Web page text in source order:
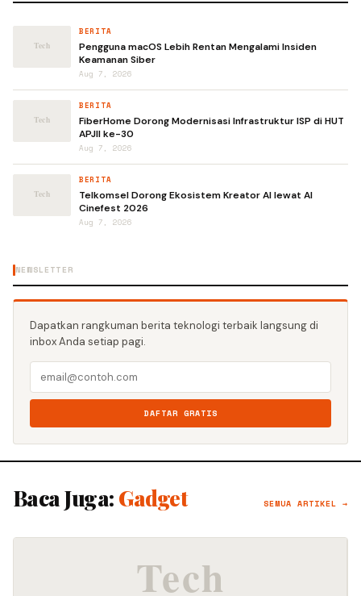
BERITA
Pengguna macOS Lebih Rentan Mengalami Insiden
Keamanan Siber
Aug 7, 2026
BERITA
FiberHome Dorong Modernisasi Infrastruktur ISP di HUT
APJII ke-30
Aug 7, 2026
BERITA
Telkomsel Dorong Ekosistem Kreator AI lewat AI
Cinefest 2026
Aug 7, 2026
NEWSLETTER
Dapatkan rangkuman berita teknologi terbaik langsung di
inbox Anda setiap pagi.
DAFTAR GRATIS
Baca Juga: Gadget SEMUA ARTIKEL →